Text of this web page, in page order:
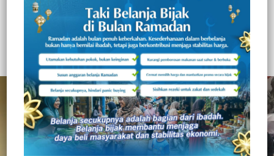
PERSONIL BRIMOB RAYAKAN HUT 75
SECARA SEDERHANA
Redaksi Jurnaltivi
0 Min Baca
Sabtu, 14 November 2020
362